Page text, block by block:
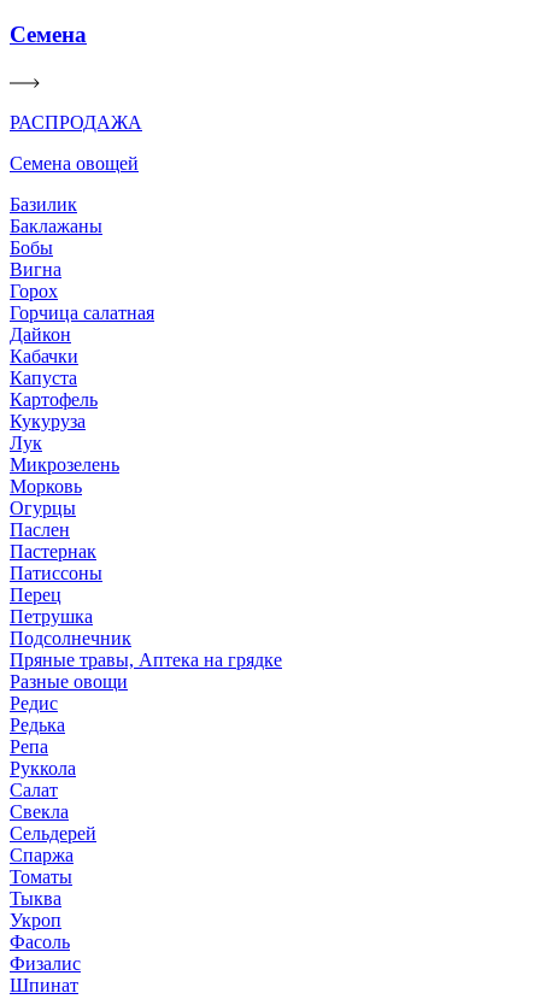
Семена
РАСПРОДАЖА
Семена овощей
Базилик
Баклажаны
Бобы
Вигна
Горох
Горчица салатная
Дайкон
Кабачки
Капуста
Картофель
Кукуруза
Лук
Микрозелень
Морковь
Огурцы
Паслен
Пастернак
Патиссоны
Перец
Петрушка
Подсолнечник
Пряные травы, Аптека на грядке
Разные овощи
Редис
Редька
Репа
Руккола
Салат
Свекла
Сельдерей
Спаржа
Томаты
Тыква
Укроп
Фасоль
Физалис
Шпинат